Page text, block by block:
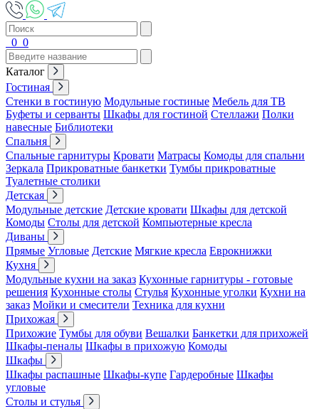
0 0
Каталог
Гостиная
Стенки в гостиную Модульные гостиные Мебель для ТВ
Буфеты и серванты Шкафы для гостиной Стеллажи Полки
навесные Библиотеки
Спальня
Спальные гарнитуры Кровати Матрасы Комоды для спальни
Зеркала Прикроватные банкетки Тумбы прикроватные
Туалетные столики
Детская
Модульные детские Детские кровати Шкафы для детской
Комоды Столы для детской Компьютерные кресла
Диваны
Прямые Угловые Детские Мягкие кресла Еврокнижки
Кухня
Модульные кухни на заказ Кухонные гарнитуры - готовые
решения Кухонные столы Стулья Кухонные уголки Кухни на
заказ Мойки и смесители Техника для кухни
Прихожая
Прихожие Тумбы для обуви Вешалки Банкетки для прихожей
Шкафы-пеналы Шкафы в прихожую Комоды
Шкафы
Шкафы распашные Шкафы-купе Гардеробные Шкафы
угловые
Столы и стулья